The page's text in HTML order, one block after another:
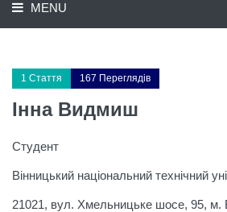
MENU
1 Стаття 167 Переглядів
Інна Видмиш
Студент
Вінницький національний технічний
21021, вул. Хмельницьке шосе, 95, м.